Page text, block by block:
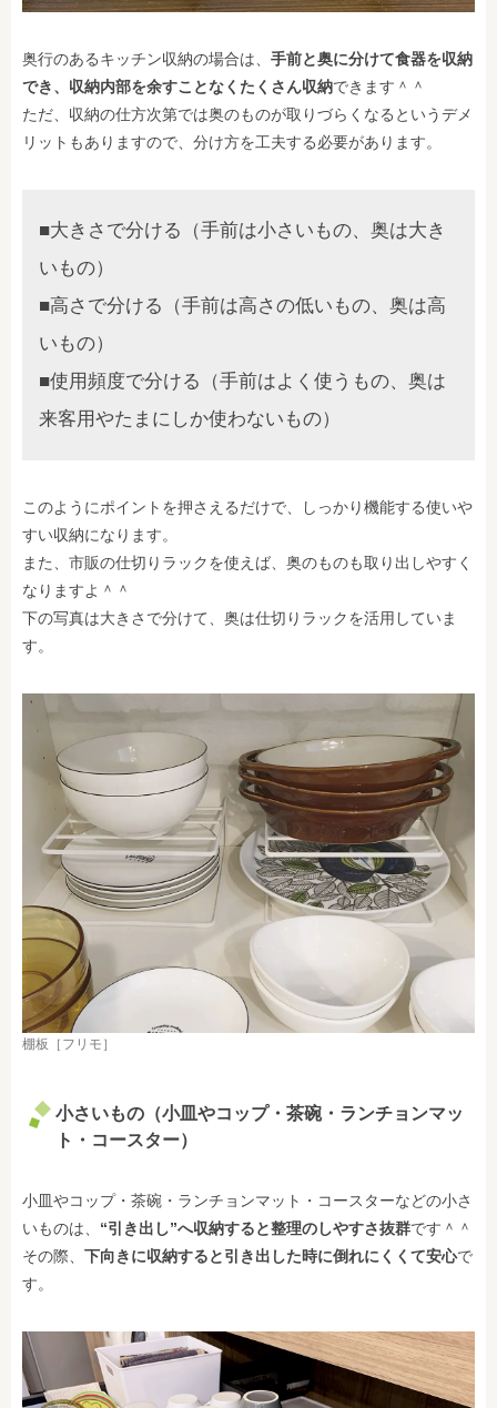
奥行のあるキッチン収納の場合は、 手前と奥に分けて食器を収納
でき、収納内部を余すことなくたくさん収納できます＾＾
ただ、収納の仕方次第では奥のものが取りづらくなるというデメ
リットもありますので、分け方を工夫する必要があります。
■大きさで分ける（手前は小さいもの、奥は大き
いもの）
■高さで分ける（手前は高さの低いもの、奥は高
いもの）
■使用頻度で分ける（手前はよく使うもの、奥は
来客用やたまにしか使わないもの）
このようにポイントを押さえるだけで、しっかり機能する使いや
すい収納になります。
また、市販の仕切りラックを使えば、奥のものも取り出しやすく
なりますよ＾＾
下の写真は大きさで分けて、奥は仕切りラックを活用していま
す。
棚板［フリモ］
小さいもの（小皿やコップ・茶碗・ランチョンマッ
ト・コースター）
小皿やコップ・茶碗・ランチョンマット・コースターなどの小さ
いものは、 “引き出し”へ収納すると整理のしやすさ抜群です＾＾
その際、 下向きに収納すると引き出した時に倒れにくくて安心で
す。